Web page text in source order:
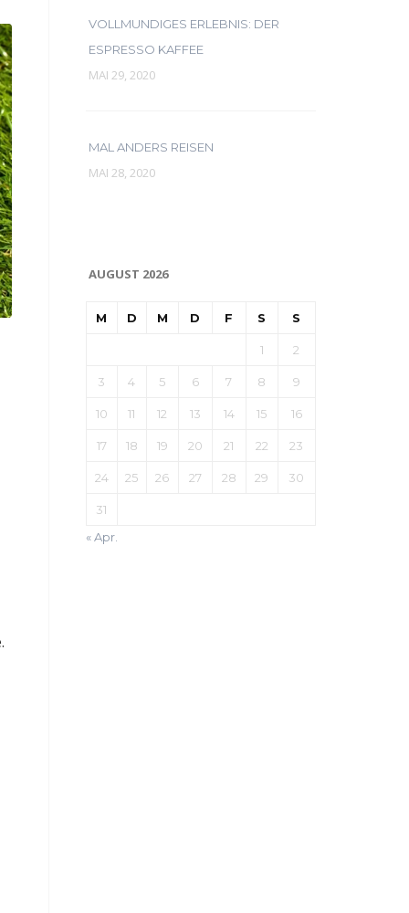
VOLLMUNDIGES ERLEBNIS: DER
ESPRESSO KAFFEE
MAI 29, 2020
MAL ANDERS REISEN
MAI 28, 2020
AUGUST 2026
M D M D F S S
1 2
3 4 5 6 7 8 9
10 11 12 13 14 15 16
17 18 19 20 21 22 23
24 25 26 27 28 29 30
31
« Apr.